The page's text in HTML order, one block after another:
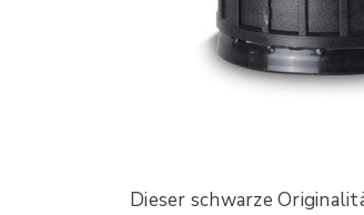
Dieser schwarze